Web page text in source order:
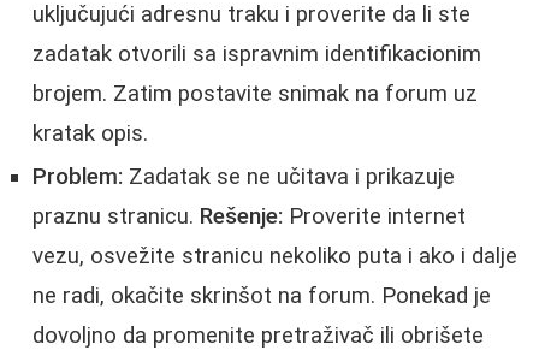
uključujući adresnu traku i proverite da li ste
zadatak otvorili sa ispravnim identifikacionim
brojem. Zatim postavite snimak na forum uz
kratak opis.
Problem: Zadatak se ne učitava i prikazuje
praznu stranicu. Rešenje: Proverite internet
vezu, osvežite stranicu nekoliko puta i ako i dalje
ne radi, okačite skrinšot na forum. Ponekad je
dovoljno da promenite pretraživač ili obrišete